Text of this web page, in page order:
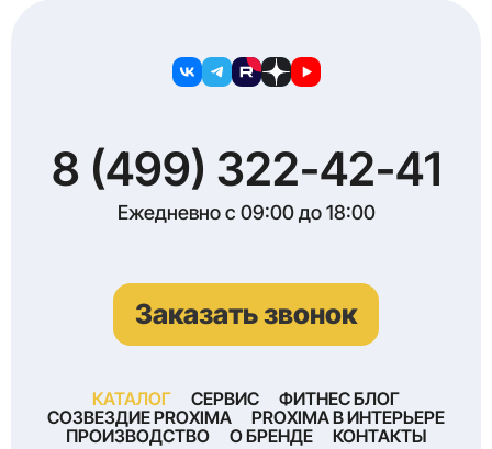
8 (499) 322-42-41
Ежедневно с 09:00 до 18:00
Заказать звонок
КАТАЛОГ СЕРВИС
ФИТНЕС БЛОГ
СОЗВЕЗДИЕ PROXIMA
PROXIMA В ИНТЕРЬЕРЕ
ПРОИЗВОДСТВО
О БРЕНДЕ КОНТАКТЫ